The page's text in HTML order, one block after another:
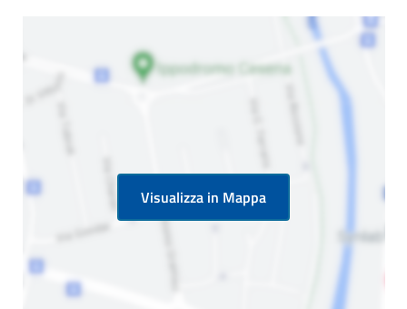
Visualizza in Mappa